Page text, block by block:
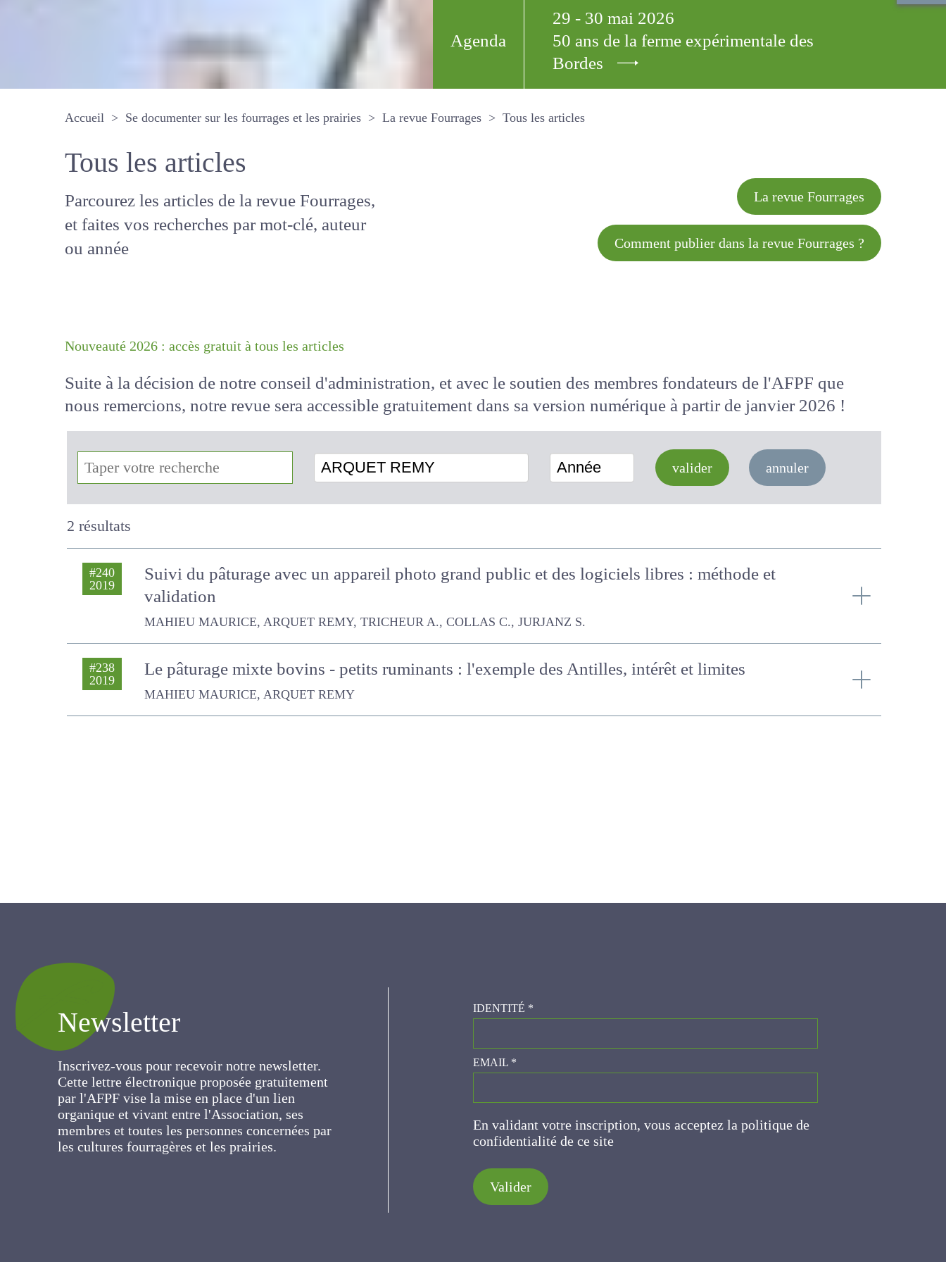
Agenda
29 - 30 mai 2026
50 ans de la ferme expérimentale des
Bordes
Accueil Se documenter sur les fourrages et les prairies La revue Fourrages Tous les articles
Tous les articles
Parcourez les articles de la revue
Fourrages, et faites vos recherches par
mot-clé, auteur ou année
La revue Fourrages
Comment publier dans la revue Fourrages ?
Suite à la décision de notre conseil d'administration, et avec le soutien des membres fondateurs de l'AFPF que
nous remercions, notre revue sera accessiblegratuitementdans sa version numériqueà partir de janvier 2026
!
ARQUET REMY Année valider annuler
2 résultats
#240
2019
Suivi du pâturage avec un appareil photo grand public et des logiciels libres : méthode et
validation
MAHIEU MAURICE, ARQUET REMY, TRICHEUR A., COLLAS C., JURJANZ S.
#238
2019 Le pâturage mixte bovins - petits ruminants : l'exemple des Antilles, intérêt et limites
MAHIEU MAURICE, ARQUET REMY
Newsletter
Inscrivez-vous pour recevoir notre newsletter.
Cette lettre électronique proposée
gratuitement par l'AFPF vise la mise en place
d'un lien organique et vivant entre
l'Association, ses membres et toutes les
personnes concernées par les cultures
fourragères et les prairies.
IDENTITÉ*
EMAIL*
En validant votre inscription, vous acceptez la politique
de confidentialité de ce site
Valider